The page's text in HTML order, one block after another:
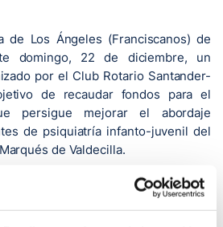
de Los Ángeles (Franciscanos) de
domingo, 22 de diciembre, un
por el Club Rotario Santander-
de recaudar fondos para el
persigue mejorar el abordaje
de psiquiatría infanto-juvenil del
de Valdecilla.
recital, que tienen un coste de 10
de 12 años, el pase es libre–